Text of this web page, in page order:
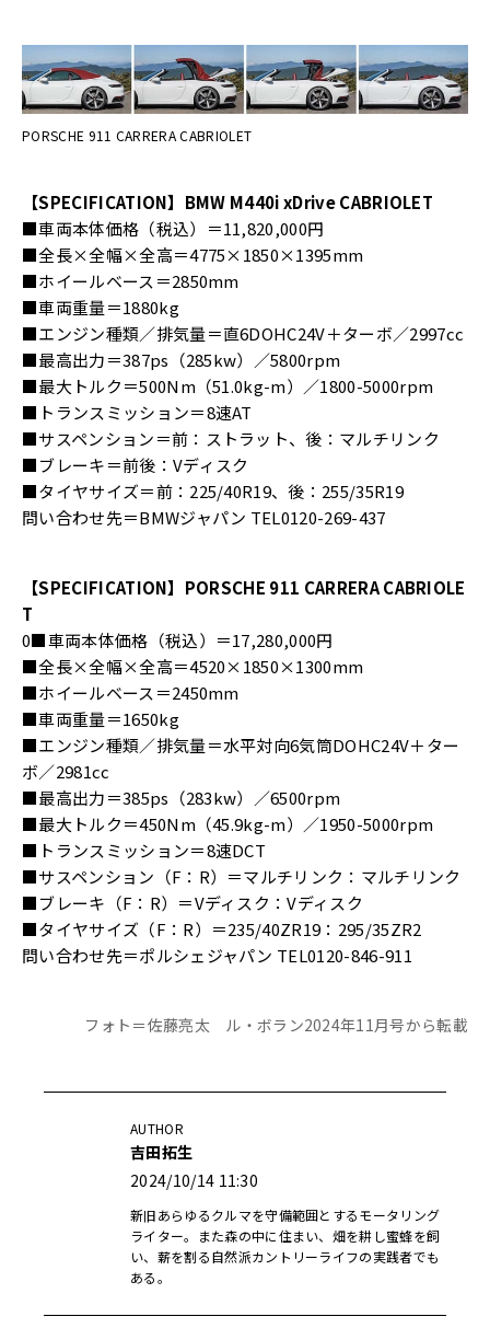
PORSCHE 911 CARRERA CABRIOLET
【SPECIFICATION】BMW M440i xDrive CABRIOLET
■車両本体価格（税込）＝11,820,000円
■全長×全幅×全高＝4775×1850×1395mm
■ホイールベース＝2850mm
■車両重量＝1880kg
■エンジン種類／排気量＝直6DOHC24V＋ターボ／2997cc
■最高出力＝387ps（285kw）／5800rpm
■最大トルク＝500Nm（51.0kg-m）／1800-5000rpm
■トランスミッション＝8速AT
■サスペンション＝前：ストラット、後：マルチリンク
■ブレーキ＝前後：Vディスク
■タイヤサイズ＝前：225/40R19、後：255/35R19
問い合わせ先＝BMWジャパン TEL0120-269-437
【SPECIFICATION】PORSCHE 911 CARRERA CABRIOLE
T
0■車両本体価格（税込）＝17,280,000円
■全長×全幅×全高＝4520×1850×1300mm
■ホイールベース＝2450mm
■車両重量＝1650kg
■エンジン種類／排気量＝水平対向6気筒DOHC24V＋ター
ボ／2981cc
■最高出力＝385ps（283kw）／6500rpm
■最大トルク＝450Nm（45.9kg-m）／1950-5000rpm
■トランスミッション＝8速DCT
■サスペンション（F：R）＝マルチリンク：マルチリンク
■ブレーキ（F：R）＝Vディスク：Vディスク
■タイヤサイズ（F：R）＝235/40ZR19：295/35ZR2
問い合わせ先＝ポルシェジャパン TEL0120-846-911
フォト＝佐藤亮太 ル・ボラン2024年11月号から転載
AUTHOR
吉田拓生
2024/10/14 11:30
新旧あらゆるクルマを守備範囲とするモータリング
ライター。また森の中に住まい、畑を耕し蜜蜂を飼
い、薪を割る自然派カントリーライフの実践者でも
ある。